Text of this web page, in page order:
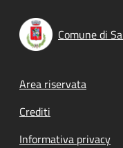
Comune di
Footer menu
Area riservata
Crediti
Informativa privacy